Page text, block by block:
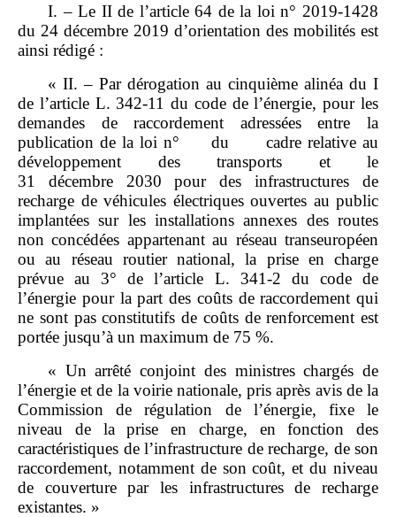
I. – Le II de l’article 64 de la loi n° 2019‑1428
du 24 décembre 2019 d’orientation des mobilités est
ainsi rédigé :
« II. – Par dérogation au cinquième alinéa du I
de l’article L. 342‑11 du code de l’énergie, pour les
demandes de raccordement adressées entre la
publication de la loi n° du cadre relative au
développement des transports et le
31 décembre 2030 pour des infrastructures de
recharge de véhicules électriques ouvertes au public
implantées sur les installations annexes des routes
non concédées appartenant au réseau transeuropéen
ou au réseau routier national, la prise en charge
prévue au 3° de l’article L. 341‑2 du code de
l’énergie pour la part des coûts de raccordement qui
ne sont pas constitutifs de coûts de renforcement est
portée jusqu’à un maximum de 75 %.
« Un arrêté conjoint des ministres chargés de
l’énergie et de la voirie nationale, pris après avis de la
Commission de régulation de l’énergie, fixe le
niveau de la prise en charge, en fonction des
caractéristiques de l’infrastructure de recharge, de son
raccordement, notamment de son coût, et du niveau
de couverture par les infrastructures de recharge
existantes. »